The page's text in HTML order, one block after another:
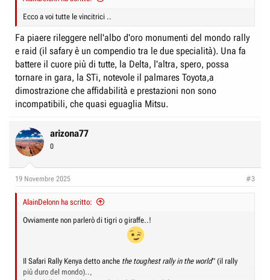
Ecco a voi tutte le vincitrici ..
Fa piaere rileggere nell'albo d'oro monumenti del mondo rally
e raid (il safary è un compendio tra le due specialità). Una fa
battere il cuore più di tutte, la Delta, l'altra, spero, possa
tornare in gara, la STi, notevole il palmares Toyota,a
dimostrazione che affidabilità e prestazioni non sono
incompatibili, che quasi eguaglia Mitsu.
arizona77
0
19 Novembre 2025 #3
AlainDelonn ha scritto:
Ovviamente non parlerò di tigri o giraffe..!
Il Safari Rally Kenya detto anche the toughest rally in the world” (il rally
più duro del mondo)..,